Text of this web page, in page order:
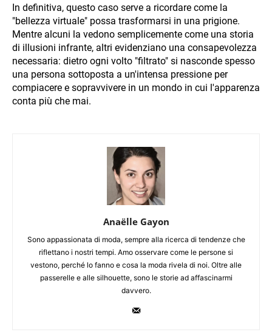
In definitiva, questo caso serve a ricordare come la
"bellezza virtuale" possa trasformarsi in una prigione.
Mentre alcuni la vedono semplicemente come una storia
di illusioni infrante, altri evidenziano una consapevolezza
necessaria: dietro ogni volto "filtrato" si nasconde spesso
una persona sottoposta a un'intensa pressione per
compiacere e sopravvivere in un mondo in cui l'apparenza
conta più che mai.
Anaëlle Gayon
Sono appassionata di moda, sempre alla ricerca di tendenze che
riflettano i nostri tempi. Amo osservare come le persone si
vestono, perché lo fanno e cosa la moda rivela di noi. Oltre alle
passerelle e alle silhouette, sono le storie ad affascinarmi
davvero.